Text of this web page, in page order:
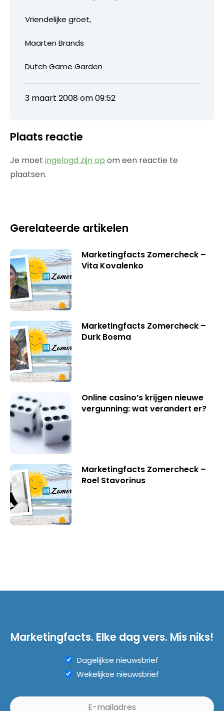
Vriendelijke groet,
Maarten Brands
Dutch Game Garden
3 maart 2008 om 09:52
Plaats reactie
Je moet ingelogd zijn op om een reactie te
plaatsen.
Gerelateerde artikelen
Marketingfacts Zomercheck –
Vita Kovalenko
Marketingfacts Zomercheck –
Durk Bosma
Online casino’s krijgen nieuwe
vergunning: wat verandert er?
Marketingfacts Zomercheck –
Roel Stavorinus
Marketingfacts. Elke dag vers. Mis niks!
Dagelijkse nieuwsbrief
Wekelijkse nieuwsbrief